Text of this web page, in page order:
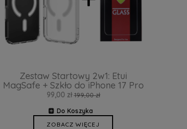
Zestaw Startowy 2w1: Etui
MagSafe + Szkło do iPhone 17 Pro
99,00 zł 199,00 zł
Do Koszyka
ZOBACZ WIĘCEJ